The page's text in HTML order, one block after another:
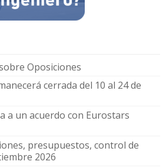
Oposiciones
cerrada del 10 al 24 de
a un acuerdo con Eurostars
presupuestos, control de
2026